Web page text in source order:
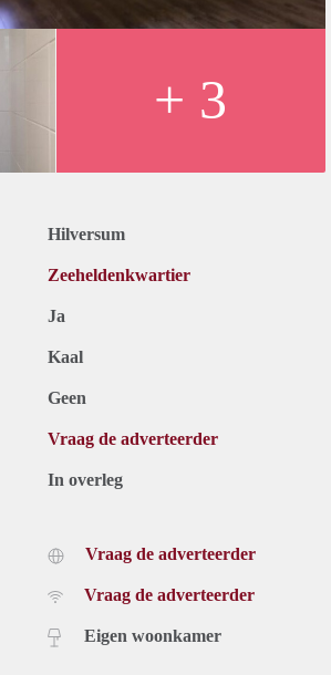
+ 3
Hilversum
Zeeheldenkwartier
Ja
Kaal
Geen
Vraag de adverteerder
In overleg
Vraag de adverteerder
Vraag de adverteerder
Eigen woonkamer